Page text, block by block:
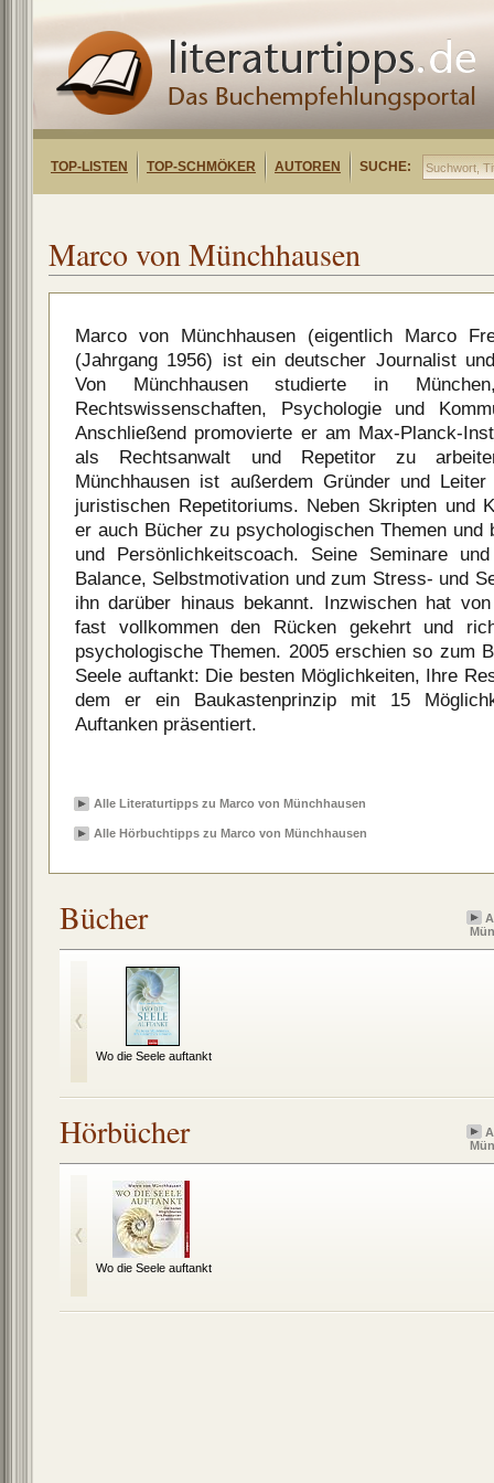
TOP-LISTEN TOP-SCHMÖKER AUTOREN SUCHE:
Marco von Münchhausen
Marco von Münchhausen (eigentlich Marco
(Jahrgang 1956) ist ein deutscher Journalist
Von Münchhausen studierte in
Rechtswissenschaften, Psychologie und
Anschließend promovierte er am Max-Planck-
als Rechtsanwalt und Repetitor zu
Münchhausen ist außerdem Gründer und
juristischen Repetitoriums. Neben Skripten und
er auch Bücher zu psychologischen Themen und
und Persönlichkeitscoach. Seine Seminare
Balance, Selbstmotivation und zum Stress- und
ihn darüber hinaus bekannt. Inzwischen hat
fast vollkommen den Rücken gekehrt und
psychologische Themen. 2005 erschien so zum
Seele auftankt: Die besten Möglichkeiten, Ihre
dem er ein Baukastenprinzip mit 15
Auftanken präsentiert.
Alle Literaturtipps zu Marco von Münchhausen
Alle Hörbuchtipps zu Marco von Münchhausen
Bücher
Wo die Seele auftankt
Hörbücher
Wo die Seele auftankt